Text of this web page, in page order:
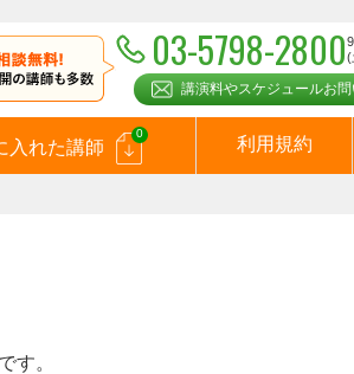
03-5798-2800(
講演料やスケジュールお
入れた講師
0
利用規約
す。